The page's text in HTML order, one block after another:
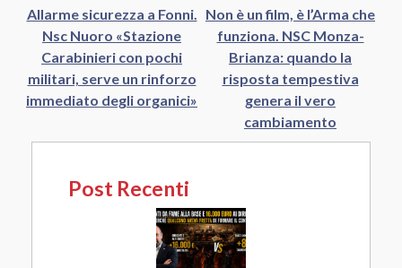
Allarme sicurezza a Fonni.
Nsc Nuoro «Stazione
Carabinieri con pochi
militari, serve un rinforzo
immediato degli organici»
Non è un film, è l’Arma che
funziona. NSC Monza-
Brianza: quando la
risposta tempestiva
genera il vero
cambiamento
Post Recenti